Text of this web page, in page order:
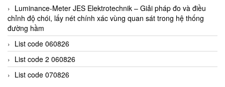
Luminance-Meter JES Elektrotechnik – Giải pháp đo và điều
chỉnh độ chói, lấy nét chính xác vùng quan sát trong hệ thống
đường hầm
List code 060826
List code 2 060826
List code 070826